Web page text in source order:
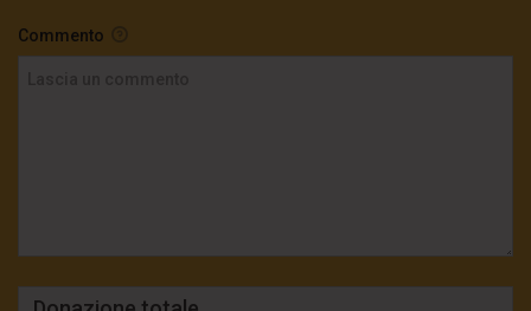
Commento